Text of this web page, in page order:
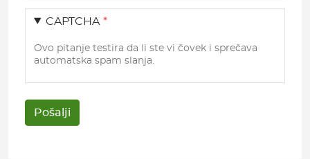
CAPTCHA
Ovo pitanje testira da li ste vi čovek i sprečava
automatska spam slanja.